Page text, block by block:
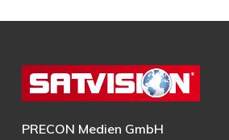
PRECON Medien GmbH